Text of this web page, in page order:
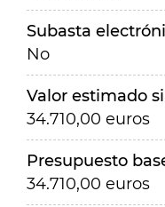
Subasta
No
Valor estimado
34.710,00 euros
Presupuesto
34.710,00 euros